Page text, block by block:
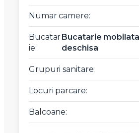
Numar camere:
Bucatar
ie:
Bucatarie
deschisa
Grupuri sanitare:
Locuri parcare:
Balcoane: